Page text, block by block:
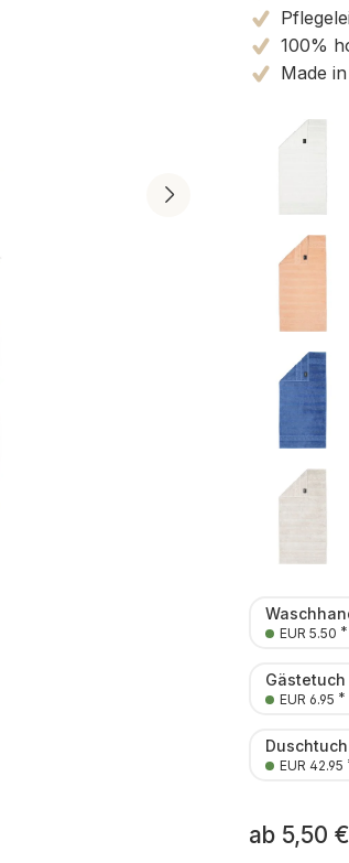
100%
Made
EUR 5.50 *
Gästetuch
EUR 6.95 *
EUR 42.95
ab 5,50 €